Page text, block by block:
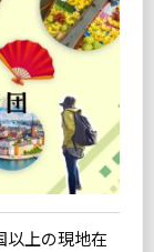
以上の現地在